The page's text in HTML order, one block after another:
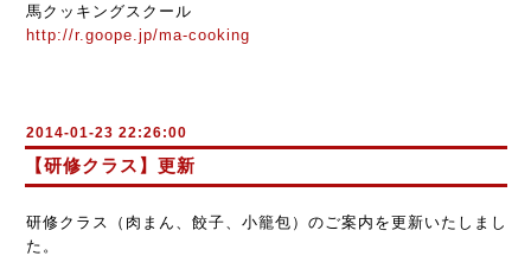
馬クッキングスクール
http://r.goope.jp/ma-cooking
2014-01-23 22:26:00
【研修クラス】更新
研修クラス（肉まん、餃子、小籠包）のご案内を更新いたしまし
た。